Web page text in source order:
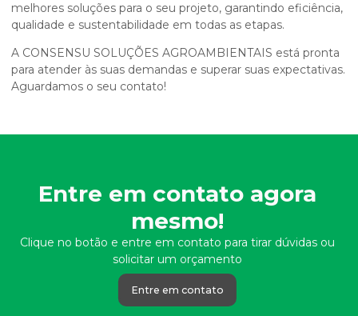
melhores soluções para o seu projeto, garantindo eficiência,
qualidade e sustentabilidade em todas as etapas.
A CONSENSU SOLUÇÕES AGROAMBIENTAIS está pronta
para atender às suas demandas e superar suas expectativas.
Aguardamos o seu contato!
Entre em contato agora
mesmo!
Clique no botão e entre em contato para tirar dúvidas ou
solicitar um orçamento
Entre em contato